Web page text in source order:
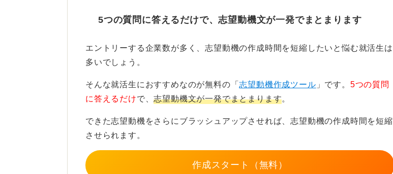
そのうえで、自身の経験のなかから、誰かを裏方として支えた経験や、一見地味
に見える作業でも投げ出さずに着実にやり遂げた経験などがあれば、それを伝え
華やかさよりも、着実に物事を進める誠実さが評価される仕事だということを理
5つの質問に答えるだけで、志望動機文が一発でまとまります
エントリーする企業数が多く、志望動機の作成時間を短縮したいと悩む就活生は
多いでしょう。
そんな就活生におすすめなのが無料の「志望動機作成ツール 」です。 5つの質問
に答えるだけで、志望動機文が一発でまとまります。
できた志望動機をさらにブラッシュアップさせれば、志望動機の作成時間を短縮
させられます。
作成スタート（無料）